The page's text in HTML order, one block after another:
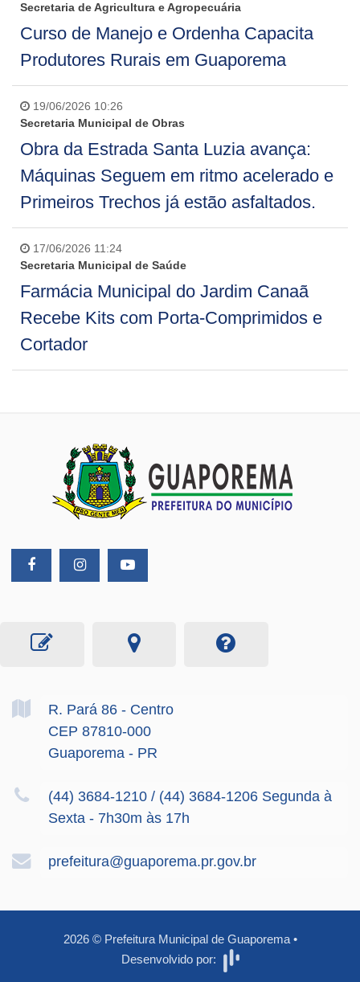
Secretaria de Agricultura e Agropecuária
Curso de Manejo e Ordenha Capacita
Produtores Rurais em Guaporema
19/06/2026 10:26
Secretaria Municipal de Obras
Obra da Estrada Santa Luzia avança:
Máquinas Seguem em ritmo acelerado e
Primeiros Trechos já estão asfaltados.
17/06/2026 11:24
Secretaria Municipal de Saúde
Farmácia Municipal do Jardim Canaã
Recebe Kits com Porta-Comprimidos e
Cortador
R. Pará 86 - Centro
CEP 87810-000
Guaporema - PR
(44) 3684-1210 / (44) 3684-1206 Segunda à
Sexta - 7h30m às 17h
prefeitura@guaporema.pr.gov.br
2026 © Prefeitura Municipal de Guaporema •
Desenvolvido por: